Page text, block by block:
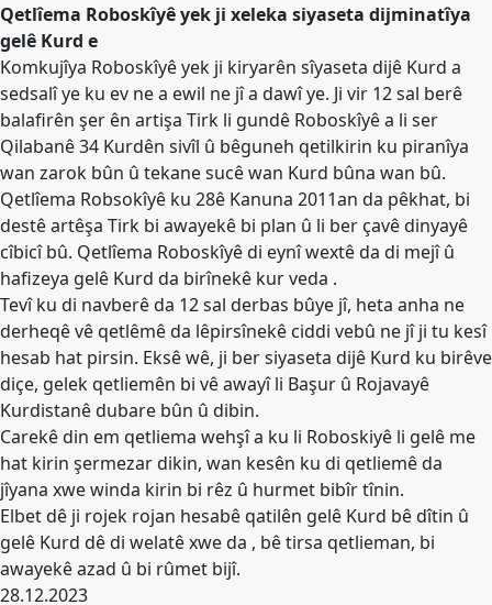
Kadın
Kolları
Parti
Meclisi
İl
Örgütleri
Gençlik
Kolları
GÜNDEM
Basından
Basın
Açıklamaları
Etkinlikler
Ziyaretler
PSK
TV
YAYıNLAR
Qetlîema Roboskîyê yek ji xeleka siyaseta dijminatîya
gelê Kurd e
Komkujîya Roboskîyê yek ji kiryarên sîyaseta dijê Kurd a
sedsalî ye ku ev ne a ewil ne jî a dawî ye. Ji vir 12 sal berê
balafirên şer ên artişa Tirk li gundê Roboskîyê a li ser
Qilabanê 34 Kurdên sivîl û bêguneh qetilkirin ku piranîya
wan zarok bûn û tekane sucê wan Kurd bûna wan bû.
Qetlîema Robsokîyê ku 28ê Kanuna 2011an da pêkhat, bi
destê artêşa Tirk bi awayekê bi plan û li ber çavê dinyayê
cîbicî bû. Qetlîema Roboskîyê di eynî wextê da di mejî û
hafizeya gelê Kurd da birînekê kur veda .
Tevî ku di navberê da 12 sal derbas bûye jî, heta anha ne
derheqê vê qetlêmê da lêpirsînekê ciddi vebû ne jî ji tu kesî
hesab hat pirsin. Eksê wê, ji ber siyaseta dijê Kurd ku birêve
diçe, gelek qetliemên bi vê awayî li Başur û Rojavayê
Kurdistanê dubare bûn û dibin.
Carekê din em qetliema wehşî a ku li Roboskiyê li gelê me
hat kirin şermezar dikin, wan kesên ku di qetliemê da
jîyana xwe winda kirin bi rêz û hurmet bibîr tînin.
Elbet dê ji rojek rojan hesabê qatilên gelê Kurd bê dîtin û
gelê Kurd dê di welatê xwe da , bê tirsa qetlieman, bi
awayekê azad û bi rûmet bijî.
28.12.2023